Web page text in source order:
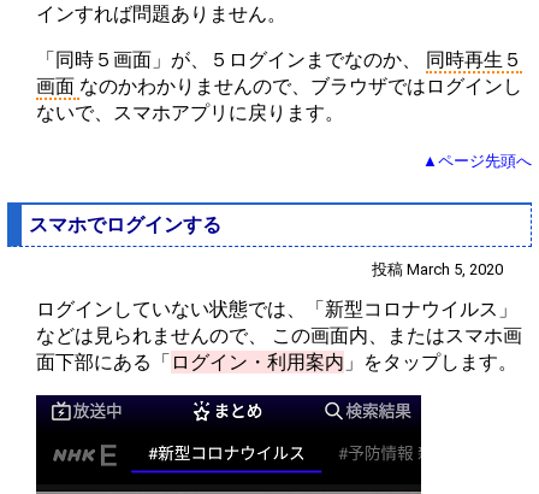
インすれば問題ありません。
「同時５画面」が、５ログインまでなのか、 同時再生５
画面 なのかわかりませんので、ブラウザではログインし
ないで、スマホアプリに戻ります。
▲ページ先頭へ
スマホでログインする
投稿 March 5, 2020
ログインしていない状態では、「新型コロナウイルス」
などは見られませんので、 この画面内、またはスマホ画
面下部にある「 ログイン・利用案内 」をタップします。